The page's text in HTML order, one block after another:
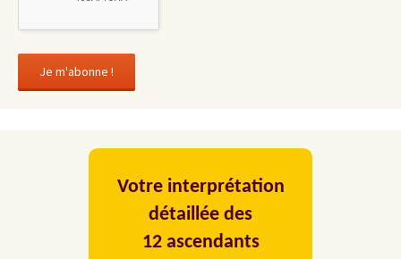
Votre interprétation
détaillée des
12 ascendants